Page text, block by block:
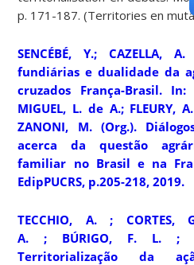
p. 171-187. (Territories en
SENCÉBÉ, Y.; CAZELLA,
fundiárias e dualidade da
cruzados França-Brasil.
MIGUEL, L. de A.; FLEURY,
ZANONI, M. (Org.).
acerca da questão
familiar no Brasil e na
EdipPUCRS, p.205-218, 2019.
TECCHIO, A. ; CORTES,
A. ; BÚRIGO, F. L. ;
Territorialização da